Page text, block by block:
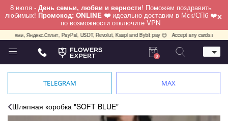
8 июля - День семьи, любви и верности! Поможем поздравить
любимых! Промокод: ONLINE ❤️ идеально доставим в Мск/СПб ❤️
по возможности отключите VPN ×
Яндекс.Сплит, PayPal, USDT, Revolut, Kaspi and Bybit pay 😊 Accept any cards any country,
Телефон
+7 (812) 425 36 05
Санкт-Петербург,
0
TELEGRAM MAX
Шляпная коробка "SOFT BLUE"